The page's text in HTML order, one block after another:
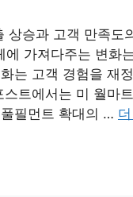
상승과 고객 만족도
가져다주는 변화
는 고객 경험을 재
트에서는 미 월마
필먼트 확대의 …